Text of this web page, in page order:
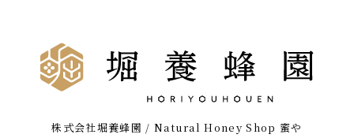
株式会社堀養蜂園 / Natural Honey Shop 蜜や